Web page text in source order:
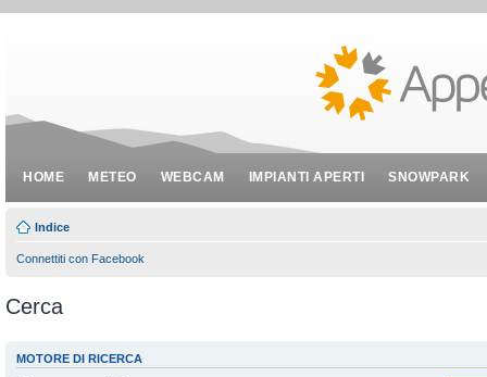
HOME METEO WEBCAM IMPIANTI APERTI SNOWPARK
Indice
Connettiti con Facebook
Cerca
MOTORE DI RICERCA